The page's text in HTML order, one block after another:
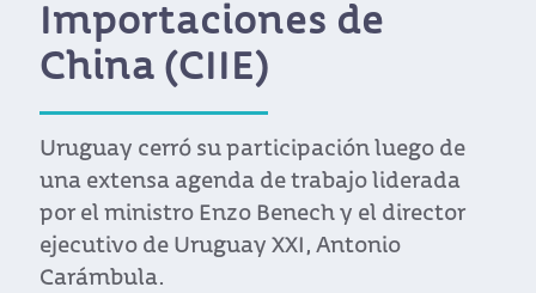
Importaciones de
China (CIIE)
Uruguay cerró su participación luego de
una extensa agenda de trabajo liderada
por el ministro Enzo Benech y el director
ejecutivo de Uruguay XXI, Antonio
Carámbula.